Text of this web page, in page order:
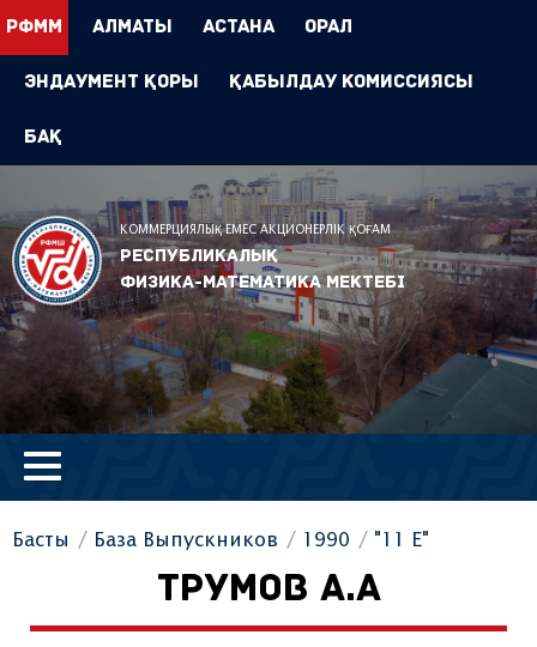
РФММ Алматы Астана Орал
Эндаумент Қоры Қабылдау комиссиясы
БАҚ
КОММЕРЦИЯЛЫҚ ЕМЕС АКЦИОНЕРЛІК ҚОҒАМ
Республикалық
физика-математика мектебі
Басты База Выпускников 1990 "11 Е"
ТРУМОВ А.А